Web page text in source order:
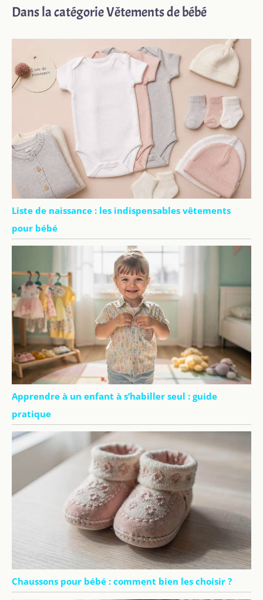
Dans la catégorie Vêtements de bébé
Liste de naissance : les indispensables vêtements
pour bébé
Apprendre à un enfant à s’habiller seul : guide
pratique
Chaussons pour bébé : comment bien les choisir ?